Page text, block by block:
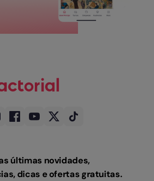
últimas novidades,
dicas e ofertas gratuitas.